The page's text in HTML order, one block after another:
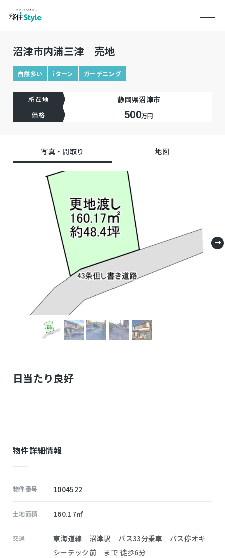
沼津市内浦三津 売地
自然多い iターン ガーデニング
所在地 静岡県沼津市
価格 500万円
写真・間取り 地図
日当たり良好
物件詳細情報
物件番号 1004522
土地面積 160.17㎡
交通
東海道線 沼津駅 バス33分乗車 バス停オキ
シーテック前 まで 徒歩6分